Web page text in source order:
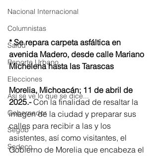
Nacional Internacional
Columnistas
Salud
Reporte Urbano
Elecciones
Así se ve lo que se dice...
Gobernador
Segob
Sedeco
* Se repara carpeta asfáltica en
avenida Madero, desde calle Mariano
Michelena hasta las Tarascas
Morelia, Michoacán; 11 de abril de
2025.- Con la finalidad de resaltar la
imagen de la ciudad y preparar sus
calles para recibir a las y los
asistentes, así como visitantes, el
Gobierno de Morelia que encabeza el